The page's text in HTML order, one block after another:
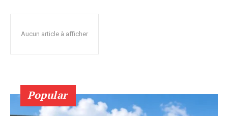
Aucun article à afficher
Popular